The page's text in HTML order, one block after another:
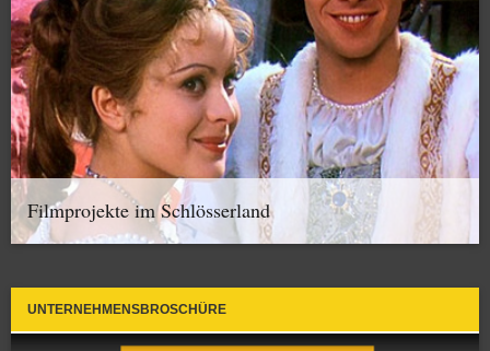
Filmprojekte im Schlösserland
UNTERNEHMENSBROSCHÜRE